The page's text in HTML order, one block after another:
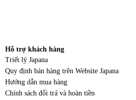
Hỗ trợ khách hàng
Triết lý Japana
Quy định bán hàng trên Website Japana
Hướng dẫn mua hàng
Chính sách đổi trả và hoàn tiền